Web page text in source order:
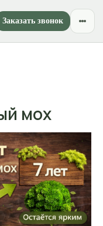
Заказать звонок
мох